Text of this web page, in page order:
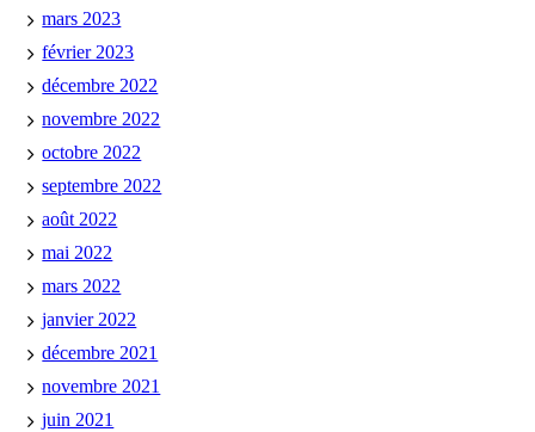
mars 2023
février 2023
décembre 2022
novembre 2022
octobre 2022
septembre 2022
août 2022
mai 2022
mars 2022
janvier 2022
décembre 2021
novembre 2021
juin 2021